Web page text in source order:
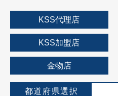
KSS代理店
KSS加盟店
金物店
都道府県選択